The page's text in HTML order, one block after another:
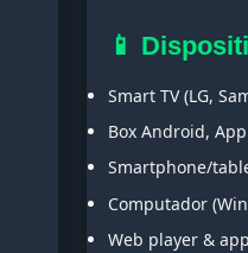
📱
Smart TV (LG,
Box Android,
Smartphone/
Computador
Web player &